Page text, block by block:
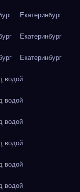
Екатеринбург
Екатеринбург
Екатеринбург
водой
водой
водой
водой
водой
водой